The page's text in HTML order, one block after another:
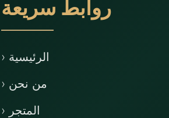
روابط سريعة
› الرئيسية
› من نحن
› المتجر